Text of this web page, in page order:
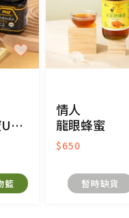
商品：
形式儲存之商品、易於
如於送達後水洗或污損者
內衣褲、襪子、口罩等私
口罩個人衛生用品除商品
易解除權合理例外情事適
籃
情人
龍眼蜂蜜
$650
暫時缺貨